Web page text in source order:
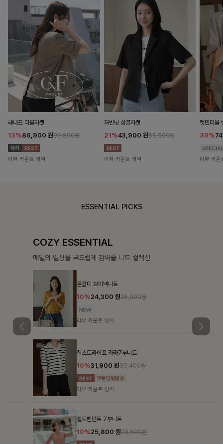
래나드 더블자켓
13%86,900 원99,800원
리뷰 카운트 영역
자빈닛 싱글자켓
21%43,900 원55,500원
리뷰 카운트 영역
캣민더블
30%
리뷰 카운
ESSENTIAL PICKS
COZY ESSENTIAL
매일의 일상을 부드럽게 감싸줄 니트 컬렉션
론클디 브이넥니트
10% 24,300원26,900원
리뷰 카운트 영역
칠스트라이프 카라7부니트
10% 31,900원35,400원
리뷰 카운트 영역
셀드펜던트 7부니트
10%25,800원28,600원